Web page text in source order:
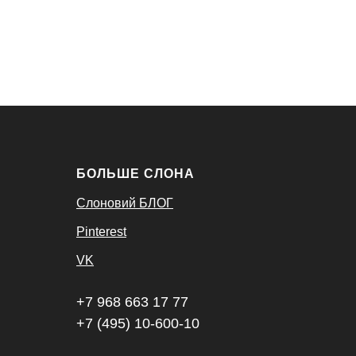
БОЛЬШЕ СЛОНА
Слоновий БЛОГ
Pinterest
VK
+7 968 663 17 77
+7 (495) 10-600-10